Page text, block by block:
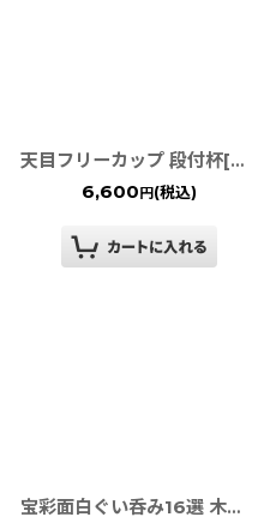
天目フリーカップ 段付杯[有田焼 真右ェ門窯］
6,600 円(税込)
宝彩面白ぐい呑み16選 木箱付［有田焼 真右ェ門窯］